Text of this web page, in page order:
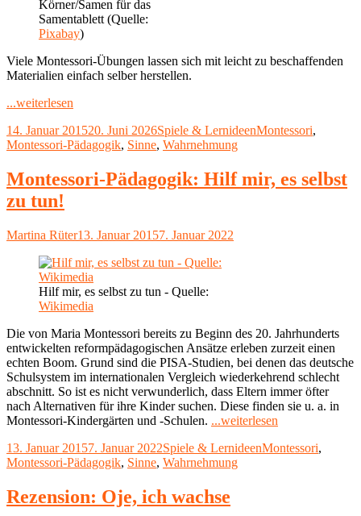
Körner/Samen für das
Samentablett (Quelle:
Pixabay)
Viele Montessori-Übungen lassen sich mit leicht zu beschaffenden
Materialien einfach selber herstellen.
...weiterlesen
zuhause:
Sinnesmaterialien
Alltagsgegenständen
basteln"
Veröffentlicht
am
14. Januar 201520. Juni 2026Kategorien
Spiele & LernideenSchlagwörter
Montessori,
Montessori-Pädagogik, Sinne, Wahrnehmung
Montessori-Pädagogik: Hilf mir, es selbst
zu tun!
Autor
Martina RüterVeröffentlicht
13. Januar 20157. Januar 2022
Hilf mir, es selbst zu tun - Quelle:
Wikimedia
Die von Maria Montessori bereits zu Beginn des 20. Jahrhunderts
entwickelten reformpädagogischen Ansätze erleben zurzeit einen
echten Boom. Grund sind die PISA-Studien, bei denen das deutsche
Schulsystem im internationalen Vergleich wiederkehrend schlecht
abschnitt. So ist es nicht verwunderlich, dass Eltern immer öfter
nach Alternativen für ihre Kinder suchen. Diese finden sie u. a. in
Montessori-Kindergärten und -Schulen. ...weiterlesen
Hilf
Veröffentlicht
am
13. Januar 20157. Januar 2022Kategorien
Spiele & LernideenSchlagwörter
Montessori,
Montessori-Pädagogik, Sinne, Wahrnehmung
Rezension: Oje, ich wachse